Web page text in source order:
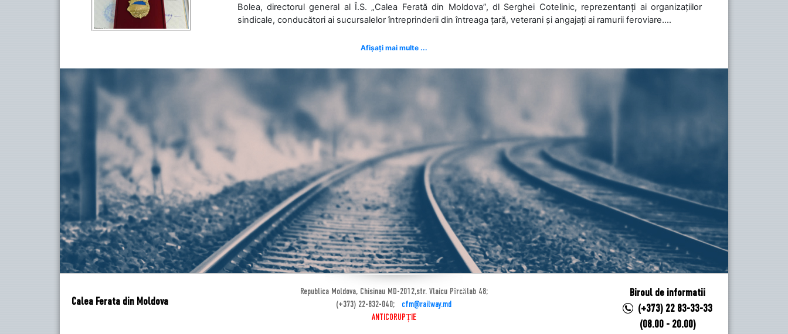
Bolea, directorul general al Î.S. „Calea Ferată din Moldova”, dl Serghei Cotelinic, reprezentanți ai organizațiilor
sindicale, conducători ai sucursalelor întreprinderii din întreaga țară, veterani și angajați ai ramurii feroviare....
Afișați mai multe ...
Calea Ferata din Moldova
Republica Moldova, Chisinau MD-2012,str. Vlaicu Pîrcălab 48;
(+373) 22-832-040; cfm@railway.md
ANTICORUPȚIE
Biroul de informatii
(+373) 22 83-33-33
(08.00 - 20.00)